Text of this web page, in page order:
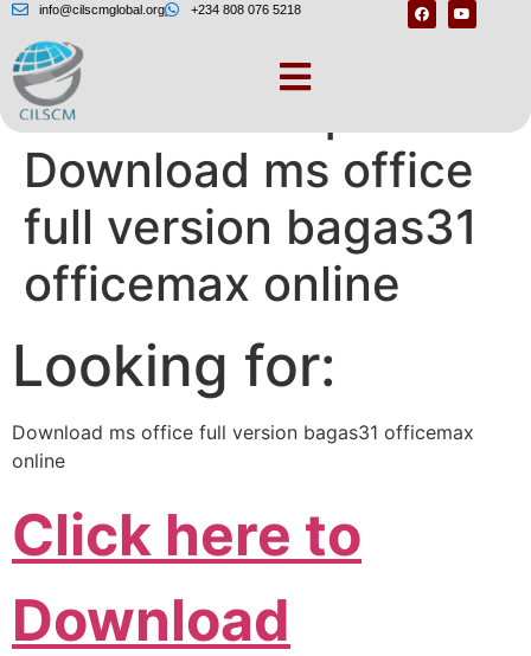
info@cilscmglobal.org +234 808 076 5218
Validation request.
Download ms office
full version bagas31
officemax online
Looking for:
Download ms office full version bagas31 officemax
online
Click here to
Download